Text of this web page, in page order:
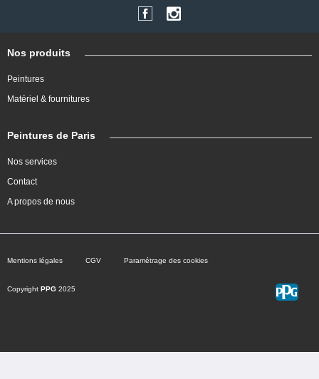
Nos produits
Peintures
Matériel & fournitures
Peintures de Paris
Nos services
Contact
A propos de nous
Mentions légales CGV Paramétrage des cookies
Copyright PPG 2025